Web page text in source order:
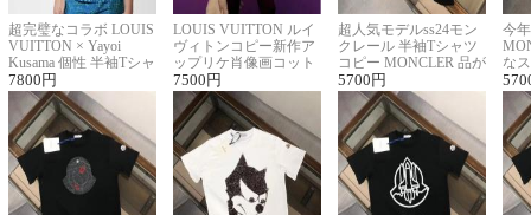
超完璧なコラボ LOUIS
VUITTON × Yayoi
Kusama 個性 半袖Tシャ
ツコピー男女兼用
7800 円
LOUIS VUITTON ルイ
ヴィトンコピー新作ア
ップリケ肖像画コット
ンニット半袖Tシャツ
7500 円
超人気モデルss24モン
クレール 半袖Tシャツ
コピー MONCLER 品が
良く見た目
5700 円
今
な
ル